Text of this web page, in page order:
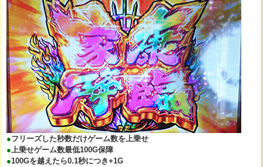
●フリーズした秒数だけゲーム数を上乗せ
●上乗せゲーム数最低100G保障
●100Gを越えたら0.1秒につき+1G